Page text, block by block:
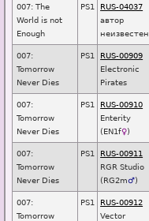
007: The
World is not
Enough
PS1
RUS-04037
автор
неизвестен
007:
Tomorrow
Never Dies
PS1
RUS-00909
Electronic
Pirates
007:
Tomorrow
Never Dies
PS1
RUS-00910
Enterity
(EN1f♀)
007:
Tomorrow
Never Dies
PS1
RUS-00911
RGR Studio
(RG2m♂)
007:
Tomorrow
PS1
RUS-00912
Vector